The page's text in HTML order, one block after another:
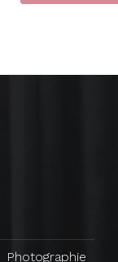
Photographie